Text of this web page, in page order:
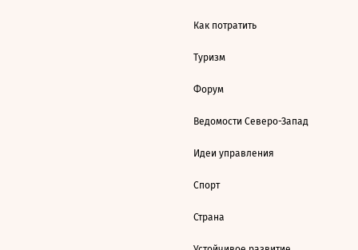
Как потратить
Туризм
Форум
Ведомости Северо-Запад
Идеи управления
Спорт
Страна